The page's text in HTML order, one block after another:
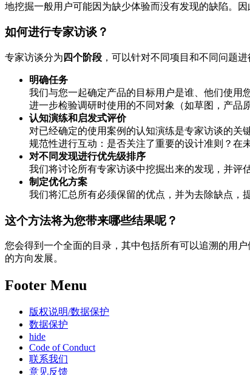
地挖掘一般用户可能因为缺少体验而没有发现的缺陷。
如何进行专家访谈？
专家访谈分为 四个阶段 ，可以针对不同项目和不同问题进
明确任务
我们与您一起确定产品的目标用户是谁、他们使用
进一步检验调研时使用的不同对象（如草图，产品
认知演练和启发式评价
对已经确定的使用案例的认知演练是专家访谈的关
规范性进行互动：是否关注了重要的设计准则？在
对不同发现进行优先级排序
我们将讨论所有专家访谈中挖掘出来的发现，并评
制定优化方案
我们将汇总所有必须保留的优点，并为去除缺点，
这个方法将为您带来哪些结果呢？
您会得到一个全面的目录，其中包括所有可以追溯的用
的方向发展。
Footer Menu
版权说明/数据保护
数据保护
hide
Code of Conduct
联系我们
意见反馈